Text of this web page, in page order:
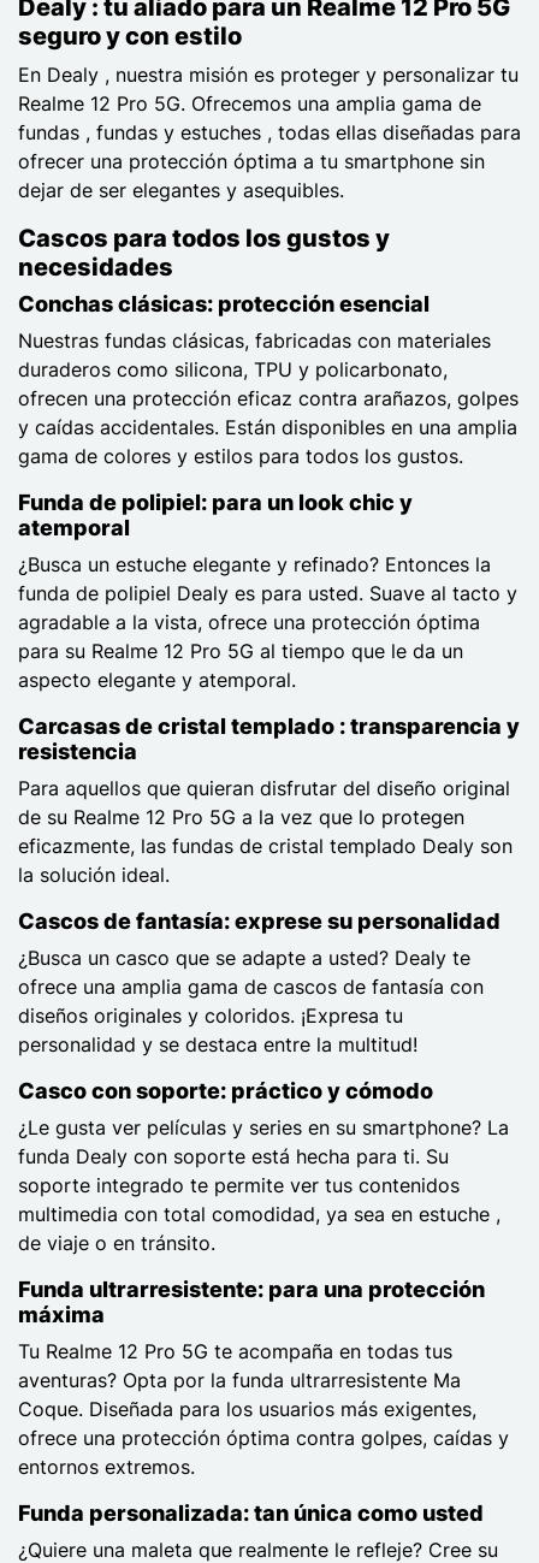
Dealy : tu aliado para un Realme 12 Pro 5G
seguro y con estilo
En Dealy , nuestra misión es proteger y personalizar tu
Realme 12 Pro 5G. Ofrecemos una amplia gama de
fundas , fundas y estuches , todas ellas diseñadas para
ofrecer una protección óptima a tu smartphone sin
dejar de ser elegantes y asequibles.
Cascos para todos los gustos y
necesidades
Conchas clásicas: protección esencial
Nuestras fundas clásicas, fabricadas con materiales
duraderos como silicona, TPU y policarbonato,
ofrecen una protección eficaz contra arañazos, golpes
y caídas accidentales. Están disponibles en una amplia
gama de colores y estilos para todos los gustos.
Funda de polipiel: para un look chic y
atemporal
¿Busca un estuche elegante y refinado? Entonces la
funda de polipiel Dealy es para usted. Suave al tacto y
agradable a la vista, ofrece una protección óptima
para su Realme 12 Pro 5G al tiempo que le da un
aspecto elegante y atemporal.
Carcasas de cristal templado : transparencia y
resistencia
Para aquellos que quieran disfrutar del diseño original
de su Realme 12 Pro 5G a la vez que lo protegen
eficazmente, las fundas de cristal templado Dealy son
la solución ideal.
Cascos de fantasía: exprese su personalidad
¿Busca un casco que se adapte a usted? Dealy te
ofrece una amplia gama de cascos de fantasía con
diseños originales y coloridos. ¡Expresa tu
personalidad y se destaca entre la multitud!
Casco con soporte: práctico y cómodo
¿Le gusta ver películas y series en su smartphone? La
funda Dealy con soporte está hecha para ti. Su
soporte integrado te permite ver tus contenidos
multimedia con total comodidad, ya sea en estuche ,
de viaje o en tránsito.
Funda ultrarresistente: para una protección
máxima
Tu Realme 12 Pro 5G te acompaña en todas tus
aventuras? Opta por la funda ultrarresistente Ma
Coque. Diseñada para los usuarios más exigentes,
ofrece una protección óptima contra golpes, caídas y
entornos extremos.
Funda personalizada: tan única como usted
¿Quiere una maleta que realmente le refleje? Cree su